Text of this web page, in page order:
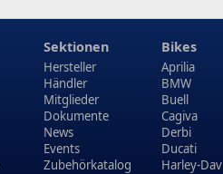
Sektionen
Hersteller
Händler
Mitglieder
Dokumente
News
Events
Zubehörkatalog
Bikes
Aprilia
BMW
Buell
Cagiva
Derbi
Ducati
Harley-